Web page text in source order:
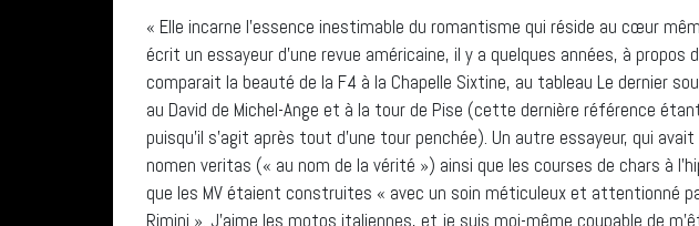
« Elle incarne l’essence inestimable du romantisme qui réside au cœur
écrit un essayeur d’une revue américaine, il y a quelques années, à propos
comparait la beauté de la F4 à la Chapelle Sixtine, au tableau Le dernier
au David de Michel-Ange et à la tour de Pise (cette dernière référence
puisqu’il s’agit après tout d’une tour penchée). Un autre essayeur, qui
nomen veritas (« au nom de la vérité ») ainsi que les courses de chars à
que les MV étaient construites « avec un soin méticuleux et attentionné
Rimini ». J’aime les motos italiennes, et je suis moi-même coupable de